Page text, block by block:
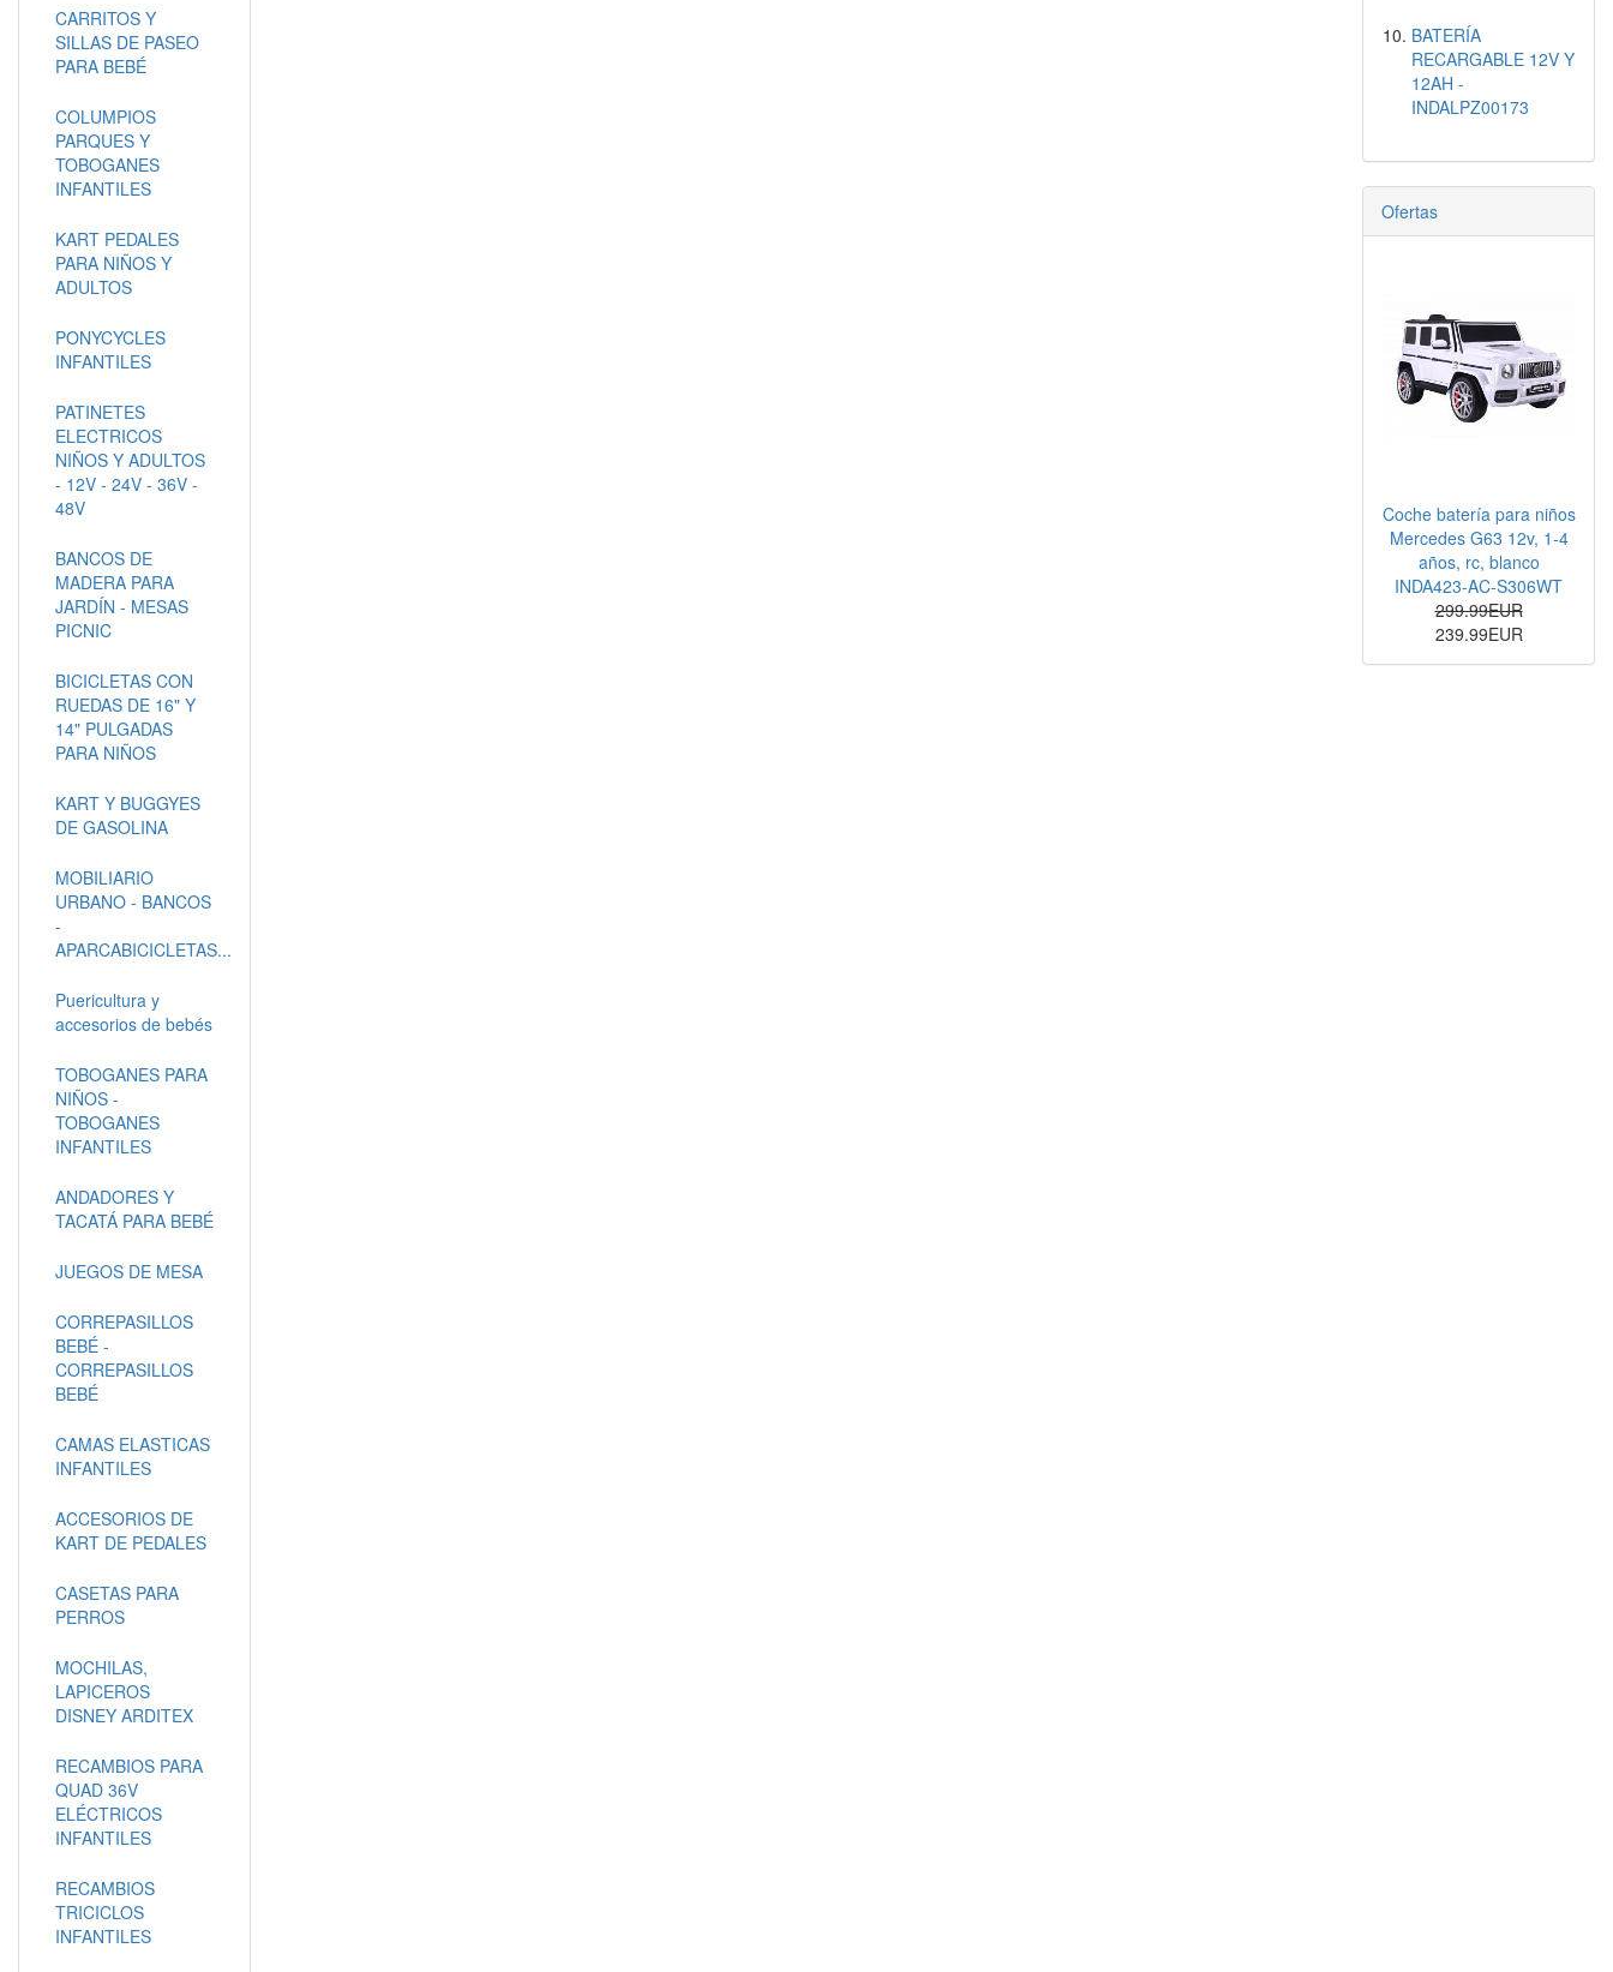
CARRITOS Y
SILLAS DE PASEO
PARA BEBÉ
COLUMPIOS
PARQUES Y
TOBOGANES
INFANTILES
KART PEDALES
PARA NIÑOS Y
ADULTOS
PONYCYCLES
INFANTILES
PATINETES
ELECTRICOS
NIÑOS Y ADULTOS
- 12V - 24V - 36V -
48V
BANCOS DE
MADERA PARA
JARDÍN - MESAS
PICNIC
BICICLETAS CON
RUEDAS DE 16" Y
14" PULGADAS
PARA NIÑOS
KART Y BUGGYES
DE GASOLINA
MOBILIARIO
URBANO - BANCOS
-
APARCABICICLETAS...
Puericultura y
accesorios de bebés
TOBOGANES PARA
NIÑOS -
TOBOGANES
INFANTILES
ANDADORES Y
TACATÁ PARA BEBÉ
JUEGOS DE MESA
CORREPASILLOS
BEBÉ -
CORREPASILLOS
BEBÉ
CAMAS ELASTICAS
INFANTILES
ACCESORIOS DE
KART DE PEDALES
CASETAS PARA
PERROS
MOCHILAS,
LAPICEROS
DISNEY ARDITEX
RECAMBIOS PARA
QUAD 36V
ELÉCTRICOS
INFANTILES
RECAMBIOS
TRICICLOS
INFANTILES
BATERÍA
RECARGABLE 12V Y
12AH -
INDALPZ00173
Ofertas
Coche batería para niños
Mercedes G63 12v, 1-4
años, rc, blanco
INDA423-AC-S306WT
299.99EUR
239.99EUR